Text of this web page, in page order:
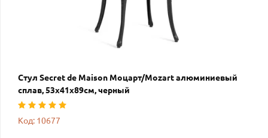
Стул Secret de Maison Моцарт/Mozart алюминиевый
сплав, 53х41х89см, черный
Код: 10677